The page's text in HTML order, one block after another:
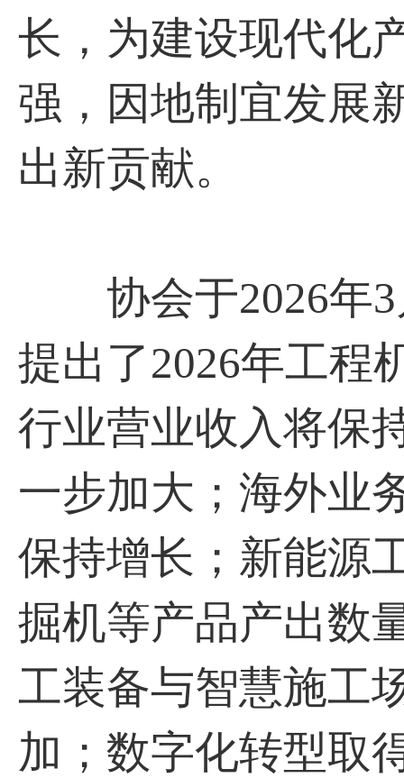
长，为建设现代化
强，因地制宜发展
出新贡献。
协会于2026年3
提出了2026年工程
行业营业收入将保
一步加大；海外业
保持增长；新能源
掘机等产品产出数
工装备与智慧施工
加；数字化转型取